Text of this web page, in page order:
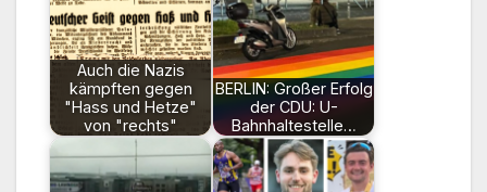
Auch die Nazis
kämpften gegen
"Hass und Hetze"
von "rechts"
BERLIN: Großer Erfolg
der CDU: U-
Bahnhaltestelle…